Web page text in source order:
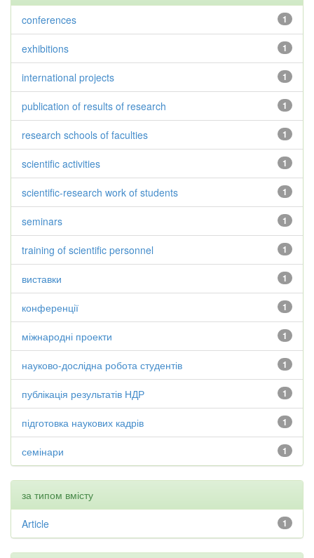
1
conferences
1
exhibitions
1
international projects
1
publication of results of research
1
research schools of faculties
1
scientific activities
1
scientific-research work of students
1
seminars
1
training of scientific personnel
1
виставки
1
конференції
1
міжнародні проекти
1
науково-дослідна робота студентів
1
публікація результатів НДР
1
підготовка наукових кадрів
1
семінари
за типом вмісту
1
Article